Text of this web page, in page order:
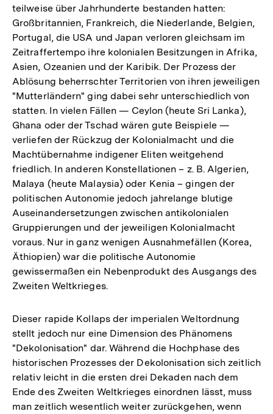
teilweise über Jahrhunderte bestanden hatten:
Großbritannien, Frankreich, die Niederlande, Belgien,
Portugal, die USA und Japan verloren gleichsam im
Zeitraffertempo ihre kolonialen Besitzungen in Afrika,
Asien, Ozeanien und der Karibik. Der Prozess der
Ablösung beherrschter Territorien von ihren jeweiligen
"Mutterländern" ging dabei sehr unterschiedlich von
statten. In vielen Fällen — Ceylon (heute Sri Lanka),
Ghana oder der Tschad wären gute Beispiele —
verliefen der Rückzug der Kolonialmacht und die
Machtübernahme indigener Eliten weitgehend
friedlich. In anderen Konstellationen – z. B. Algerien,
Malaya (heute Malaysia) oder Kenia – gingen der
politischen Autonomie jedoch jahrelange blutige
Auseinandersetzungen zwischen antikolonialen
Gruppierungen und der jeweiligen Kolonialmacht
voraus. Nur in ganz wenigen Ausnahmefällen (Korea,
Äthiopien) war die politische Autonomie
gewissermaßen ein Nebenprodukt des Ausgangs des
Zweiten Weltkrieges.
Dieser rapide Kollaps der imperialen Weltordnung
stellt jedoch nur eine Dimension des Phänomens
"Dekolonisation" dar. Während die Hochphase des
historischen Prozesses der Dekolonisation sich zeitlich
relativ leicht in die ersten drei Dekaden nach dem
Ende des Zweiten Weltkrieges einordnen lässt, muss
man zeitlich wesentlich weiter zurückgehen, wenn